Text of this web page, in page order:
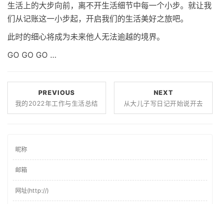
生活上的大步向前，离不开生活细节中每一个小步。就让我
们从记账这一小步起，开启我们的生活美好之旅吧。
此时的细心将成为未来他人无法逾越的境界。
GO GO GO …
PREVIOUS
我的2022年工作与生活总结
NEXT
从大儿子写日记开始说开去